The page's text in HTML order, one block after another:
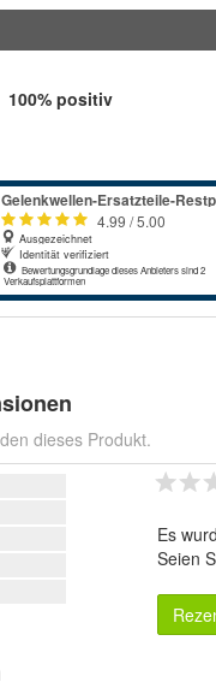
100% positiv
dieses Produkt.
Es
Seien